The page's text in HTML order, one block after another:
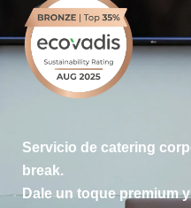
Servicio de catering
break.
Dale un toque premium